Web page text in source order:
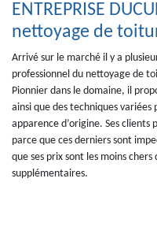
ENTREPRISE
nettoyage de
Arrivé sur le marché il y a
professionnel du nettoyage de
Pionnier dans le domaine, il
ainsi que des techniques
apparence d’origine. Ses clients
parce que ces derniers sont
que ses prix sont les moins
supplémentaires.